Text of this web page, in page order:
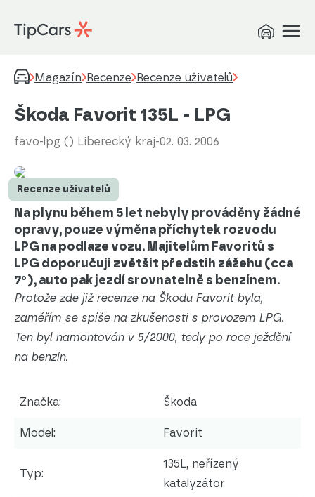
Magazín Recenze Recenze uživatelů
Škoda Favorit 135L - LPG
favo-lpg () Liberecký kraj-02. 03. 2006
Auto ESA
Recenze uživatelů
Na plynu během 5 let nebyly prováděny žádné
opravy, pouze výměna příchytek rozvodu
LPG na podlaze vozu. Majitelům Favoritů s
LPG doporučuji zvětšit předstih zážehu (cca
7°), auto pak jezdí srovnatelně s benzínem.
Protože zde již recenze na Škodu Favorit byla,
zaměřím se spíše na zkušenosti s provozem LPG.
Ten byl namontován v 5/2000, tedy po roce ježdění
na benzín.
Značka: Škoda
Model: Favorit
Typ:
135L, neřízený
katalyzátor